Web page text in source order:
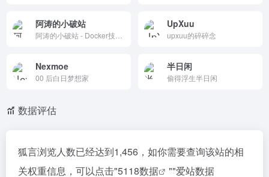
阿涛的小破站 UpXuu
upxuu的碎碎念
Nexmoe
00 后白日梦想家
半日闲
偷得浮生半日闲
数据评估
狐言浏览人数已经达到1,456，如你需要查询该站的相
关权重信息，可以点击"5118数据 ""爱站数据